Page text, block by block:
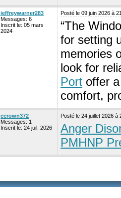
jeffreywarner283
Messages: 6
Inscrit le: 05 mars
2024
Posté le 09 juin 2026 à
“The
for setting
memories
look for
Port offer
comfort,
ccrown372
Messages: 1
Inscrit le: 24 juil. 2026
Posté le 24 juillet 2026 à
Anger
PMHNP